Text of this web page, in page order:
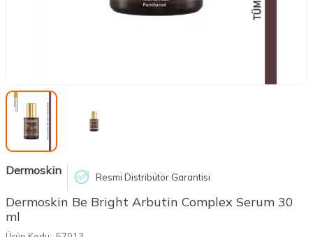
Dermoskin Resmi Distribütör Garantisi
Dermoskin Be Bright Arbutin Complex Serum 30
ml